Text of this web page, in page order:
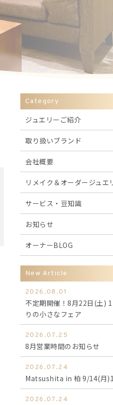
Category
ジュエリーご紹介
取り扱いブランド
会社概要
リメイク＆オーダージュエ
サービス・豆知識
お知らせ
オーナーBLOG
New Article
2026.08.01
不定期開催！8月22日(土)
りの小さなフェア
2026.07.25
8月営業時間のお知らせ
2026.07.24
Matsushita in 柏 9/14(月
2026.07.24